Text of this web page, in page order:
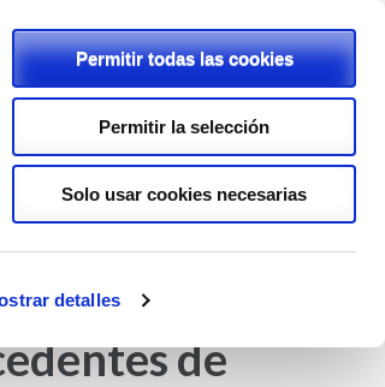
detalles
Permitir todas las cookies
Permitir la selección
Solo usar cookies necesarias
962411239
LOPD
de